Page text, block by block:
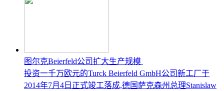
图尔克Beierfeld公司扩大生产规模
投资一千万欧元的Turck Beierfeld GmbH公司新工厂于
2014年7月4日正式竣工落成,德国萨克森州总理Stanislaw